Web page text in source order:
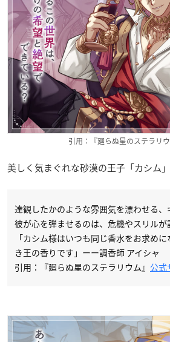
引用：『廻らぬ星のステラリウ
美しく気まぐれな砂漠の王子「カシム
達観したかのような雰囲気を漂わせる、
彼が心を弾ませるのは、危機やスリルが
「カシム様はいつも同じ香水をお求め
き王の香りです」ーー調香師 アイシャ
引用：『廻らぬ星のステラリウム』 公式